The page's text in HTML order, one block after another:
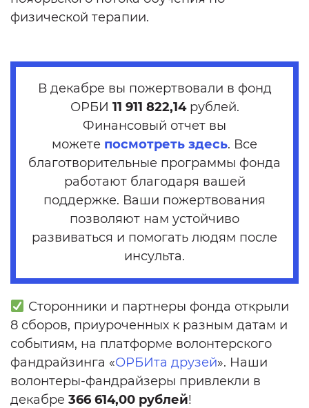
физической терапии.
В декабре вы пожертвовали в фонд
ОРБИ 11 911 822,14рублей.
Финансовый отчет вы
можете посмотреть здесь. Все
благотворительные программы фонда
работают благодаря вашей
поддержке. Ваши пожертвования
позволяют нам устойчиво
развиваться и помогать людям после
инсульта.
Сторонники и партнеры фонда открыли
8 сборов, приуроченных к разным датам и
событиям, на платформе волонтерского
фандрайзинга «ОРБИта друзей». Наши
волонтеры-фандрайзеры привлекли в
декабре 366 614,00 рублей!